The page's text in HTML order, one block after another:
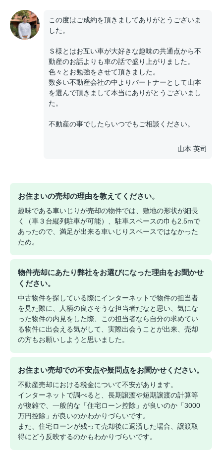
この度はご成約を頂きましてありがとうございま
した。
Ｓ様とはお互い車が大好きな趣味の共通点から不
動産のお話よりも車の話で盛り上がりました。
色々とお勉強をさせて頂きました。
数多い不動産会社の中よりパートナーとして山本
を選んで頂きまして本当にありがとうございまし
た。
不動産の事でしたらいつでもご相談ください。
山本 英司
お住まいの売却の理由を教えてください。
趣味である車いじりが売却の物件では、敷地の形状が細長
く（車３台縦列駐車が可能）、駐車スペースの巾も2.5mで
あったので、満足が出来る車いじりスペースではなかった
ため。
物件売却にあたり弊社をお選びになった理由をお聞かせ
ください。
中古物件を探している際にインターネットで物件の担当者
を見た際に、人柄の良さそうな担当者だなと思い、気にな
った物件の内見をした際、この担当者なら自分の求めてい
る物件に出会える気がして、実際出会うことが出来、売却
の方もお願いしようと思いました。
お住まい売却での不安点や疑問点をお聞かせください。
不動産売却における税金について不安があります。
インターネットで調べると、長期譲渡や短期譲渡の計算等
が複雑で、一般的な「住宅ローン控除」が良いのか「3000
万円控除」が良いのかわかりづらいです。
また、住宅ローンが残って売却後に返済した場合、譲渡取
得にどう反映するのかもわかりづらいです。